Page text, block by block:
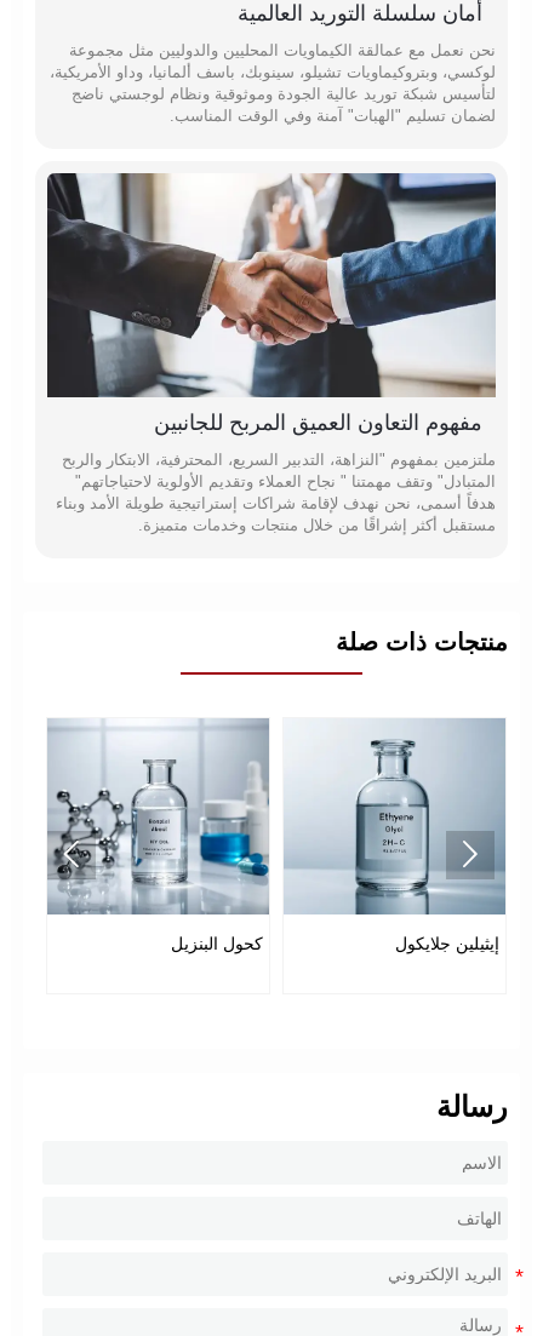
أمان سلسلة التوريد العالمية
نحن نعمل مع عمالقة الكيماويات المحليين والدوليين مثل مجموعة
لوكسي، وبتروكيماويات تشيلو، سينوبك، باسف ألمانيا، وداو الأمريكية،
لتأسيس شبكة توريد عالية الجودة وموثوقية ونظام لوجستي ناضج
لضمان تسليم "الهبات" آمنة وفي الوقت المناسب.
مفهوم التعاون العميق المربح للجانبين
ملتزمين بمفهوم "النزاهة، التدبير السريع، المحترفية، الابتكار والربح
المتبادل" وتقف مهمتنا " نجاح العملاء وتقديم الأولوية لاحتياجاتهم"
هدفاً أسمى، نحن نهدف لإقامة شراكات إستراتيجية طويلة الأمد وبناء
مستقبل أكثر إشراقًا من خلال منتجات وخدمات متميزة.
منتجات ذات صلة
كحول البنزيل إيثيلين جلايكول
 
رسالة